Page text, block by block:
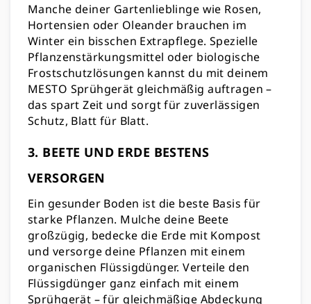
Manche deiner Gartenlieblinge wie Rosen,
Hortensien oder Oleander brauchen im
Winter ein bisschen Extrapflege. Spezielle
Pflanzenstärkungsmittel oder biologische
Frostschutzlösungen kannst du mit deinem
MESTO Sprühgerät gleichmäßig auftragen –
das spart Zeit und sorgt für zuverlässigen
Schutz, Blatt für Blatt.
3. BEETE UND ERDE BESTENS
VERSORGEN
Ein gesunder Boden ist die beste Basis für
starke Pflanzen. Mulche deine Beete
großzügig, bedecke die Erde mit Kompost
und versorge deine Pflanzen mit einem
organischen Flüssigdünger.Verteile den
Flüssigdünger ganz einfach mit einem
Sprühgerät – für gleichmäßige Abdeckung